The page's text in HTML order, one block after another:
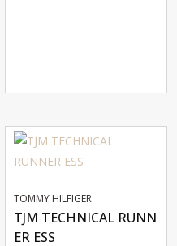
TOMMY HILFIGER
TJM TECHNICAL RUNN
ER ESS